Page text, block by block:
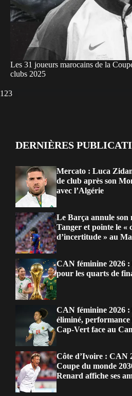
Les 31 joueurs marocains de la
clubs 2025
1 23
DERNIÈRES
Mercato : Luca
de club après son
avec l’Algérie
Le Barça annule son
Tanger et pointe le «
d’incertitude » au
CAN féminine 2026 :
pour les quarts de
CAN féminine 2026
éliminé,
Cap-Vert face au
Côte d’Ivoire : CAN
Coupe du monde
Renard affiche ses